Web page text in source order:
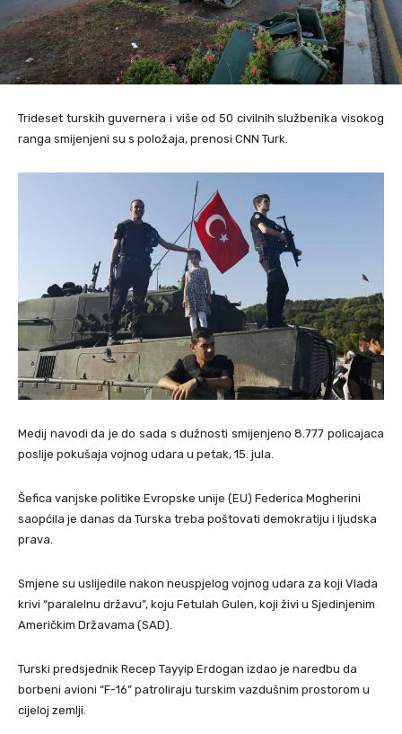
Trideset turskih guvernera i više od 50 civilnih službenika visokog
ranga smijenjeni su s položaja, prenosi CNN Turk.
Medij navodi da je do sada s dužnosti smijenjeno 8.777 policajaca
poslije pokušaja vojnog udara u petak, 15. jula.
Šefica vanjske politike Evropske unije (EU) Federica Mogherini
saopćila je danas da Turska treba poštovati demokratiju i ljudska
prava.
Smjene su uslijedile nakon neuspjelog vojnog udara za koji Vlada
krivi “paralelnu državu”, koju Fetulah Gulen, koji živi u Sjedinjenim
Američkim Državama (SAD).
Turski predsjednik Recep Tayyip Erdogan izdao je naredbu da
borbeni avioni “F-16” patroliraju turskim vazdušnim prostorom u
cijeloj zemlji.